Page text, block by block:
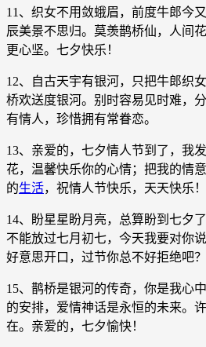
11、织女不用敛蛾眉，前度牛郎今
辰美景不思归。莫羡鹊桥仙，人间
更心坚。七夕快乐！
12、自古天宇有银河，只把牛郎织
桥欢送度银河。别时容易见时难，
有情人，珍惜拥有常眷恋。
13、亲爱的，七夕情人节到了，我
花，温馨快乐你的心情；把我的情
的生活，祝情人节快乐，天天快乐！
14、盼星星盼月亮，总算盼到七夕
不能放过七月初七，今天我要对你
好意思开口，过节你总不好拒绝吧？
15、鹊桥是银河的传奇，你是我心
的安排，爱情神话是永恒的未来。
在。亲爱的，七夕愉快！